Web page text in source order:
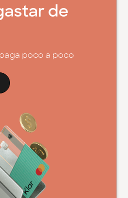
de
poco a poco